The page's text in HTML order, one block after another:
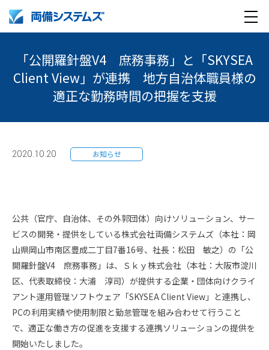
導入事例
パーパス体系
会社概要
事業所一覧
グループ企業
キャリア採用
Medical AI product information
「公開羅針盤V4 庶務事務」と「SKYSEA
Client View」が連携 地方自治体職員様の
適正な勤務時間の把握を支援
2020.10.20 お知らせ
公共（官庁、自治体、その外郭団体）向けソリューション、サー
ビスの開発・提供をしている株式会社両備システムズ（本社：岡
山県岡山市南区豊成二丁目7番16号、社長：松田 敏之）の「公
開羅針盤V4 庶務事務」は、Ｓｋｙ株式会社（本社：大阪市淀川
区、代表取締役：大浦 淳司）が提供する企業・団体向けクライ
アント運用管理ソフトウェア「SKYSEA Client View」と連携し、
PCの利用実績や使用制限と勤怠管理を組み合わせて行うこと
で、適正な働き方の促進を支援する連携ソリューションの提供を
開始いたしました。